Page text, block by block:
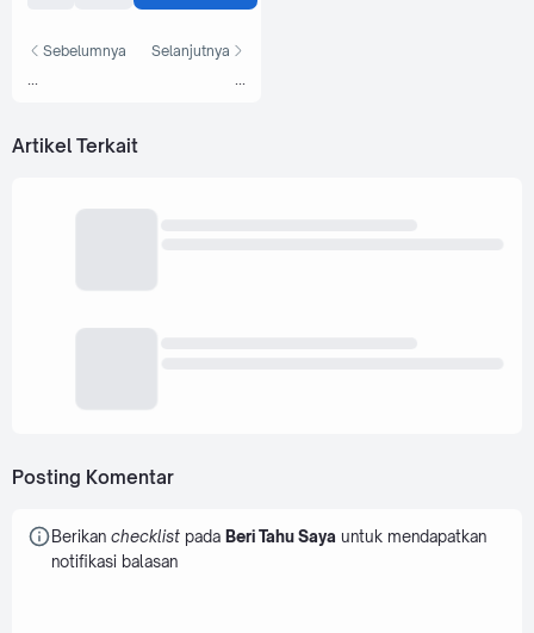
Sebelumnya
...
Selanjutnya
...
Artikel Terkait
Posting Komentar
Berikan checklistpada Beri Tahu Saya untuk mendapatkan
notifikasi balasan